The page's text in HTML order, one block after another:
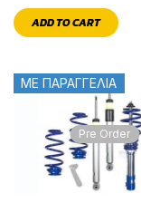
ADD TO CART
ΜΕ ΠΑΡΑΓΓΕΛΙΑ
Pre Order